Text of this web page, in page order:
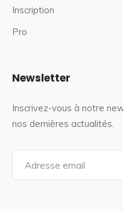
Inscription
Pro
Newsletter
Inscrivez-vous à notre
nos dernières actualités.
a